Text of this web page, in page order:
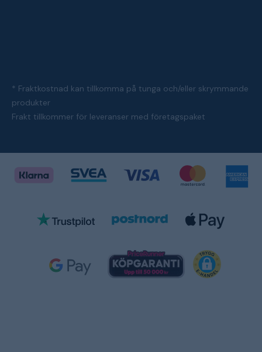
* Fraktkostnad kan tillkomma på tunga och/eller skrymmande
produkter
Frakt tillkommer för leveranser med företagspaket